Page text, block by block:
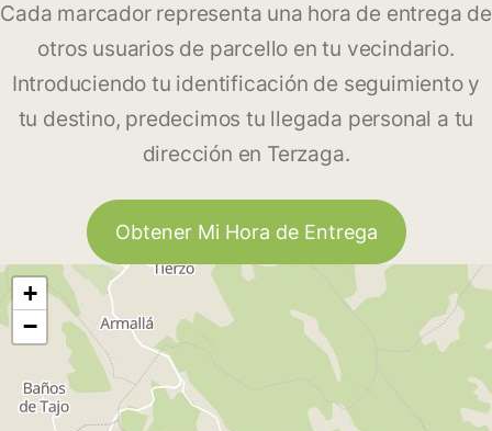
Cada marcador representa una hora de entrega de
otros usuarios de parcello en tu vecindario.
Introduciendo tu identificación de seguimiento y
tu destino, predecimos tu llegada personal a tu
dirección en Terzaga.
Obtener Mi Hora de Entrega
+
−